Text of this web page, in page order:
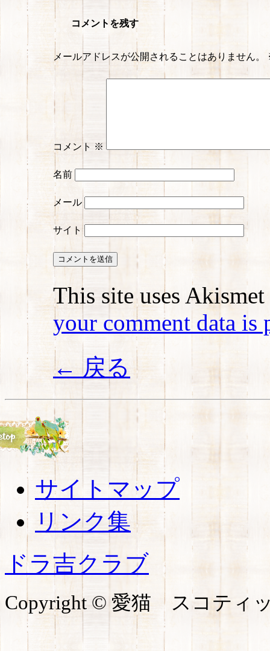
コメントを残す
メールアドレスが公開されることはありません。
コメント ※
名前
メール
サイト
This site uses
your comment data is
← 戻る
サイトマップ
リンク集
ドラ吉クラブ
Copyright © 愛猫 スコティ